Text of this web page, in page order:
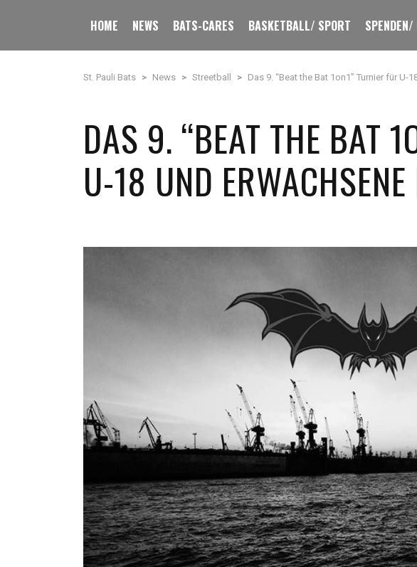
HOME NEWS BATS-CARES BASKETBALL/ SPORT SPENDEN/
St. Pauli Bats > News > Streetball > Das 9. “Beat the Bat 1on1” Turnier für U-
DAS 9. “BEAT THE BAT
U-18 UND